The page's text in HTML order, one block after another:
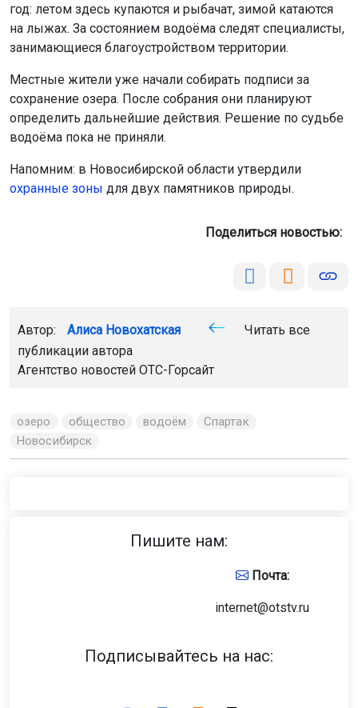
год: летом здесь купаются и рыбачат, зимой катаются
на лыжах. За состоянием водоёма следят специалисты,
занимающиеся благоустройством территории.
Местные жители уже начали собирать подписи за
сохранение озера. После собрания они планируют
определить дальнейшие действия. Решение по судьбе
водоёма пока не приняли.
Напомним: в Новосибирской области утвердили
охранные зоны для двух памятников природы.
Поделиться новостью:
Автор: Алиса Новохатская
Читать все
публикации автора
Агентство новостей ОТС-Горсайт
озеро общество водоём
Спартак
Новосибирск
Пишите нам:
Почта:
internet@otstv.ru
Подписывайтесь на нас: